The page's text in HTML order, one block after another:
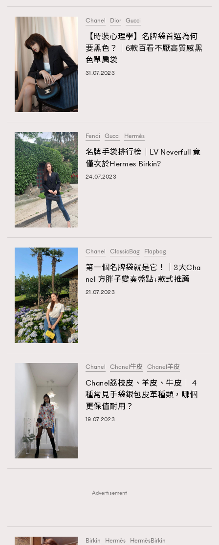
FigaroMusic 90
FigaroStyle 89
FigaroSubculture 14
FigaroTalk
FigaroWatch
Grooming&Fitness
NoBagNoLife
People
TheFrenchWay 145
VAxChowSangSang
WatchesWonder&Beyond
WatchesWonder&Beyond
向ChanelN°5致敬
大時代小事情 42
時尚熱話 537
時尚配飾 297
時裝心理學 2
本人已詳閱並同意遵守本文列明條款及細則。 請瀏覽
(nmg.com.hk/privacy ) 閱讀本公司的私隱政策聲明。
本人願意接收新傳媒集團的最新消息及其他宣傳資訊，本人同意
新傳媒集團使用本人的個人資料於任何推廣用途。
#FigaroIssue 容祖兒封面專訪｜追逐歌手夢
#FigaroIssue 專訪陳漢娜Hanna與Takuro｜模特
情侶談愛情
當巨蟹座遇上處女座 Tyson Yoshi x 林家謙
Chanel Dior Gucci
【時裝心理學】名牌袋首選為何
要黑色？｜6款百看不厭高質感黑
色單肩袋
31.07.2023
Fendi Gucci Hermès
名牌手袋排行榜｜LV Neverfull 竟
僅次於Hermes Birkin?
24.07.2023
Chanel ClassicBag Flapbag
第一個名牌袋就是它！｜3大Cha
nel 方胖子變奏盤點+款式推薦
21.07.2023
Chanel Chanel牛皮 Chanel羊皮
Chanel荔枝皮、羊皮、牛皮｜ 4
種常見手袋銀包皮革種類，哪個
更保值耐用？
19.07.2023
Advertisement
Birkin Hermès HermèsBirkin